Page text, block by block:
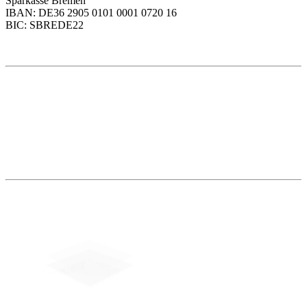
IBAN: DE36 2905 0101 0001 0720 16
BIC: SBREDE22